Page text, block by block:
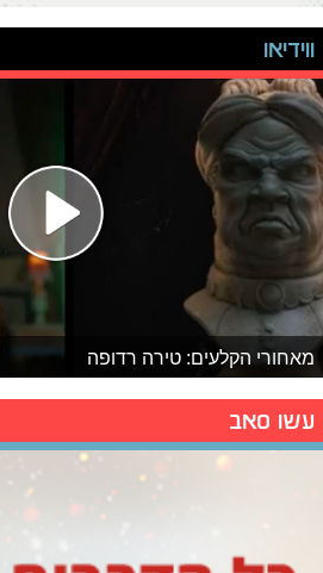
ווידיאו
מאחורי הקלעים: טירה רדופה
עשו סאב